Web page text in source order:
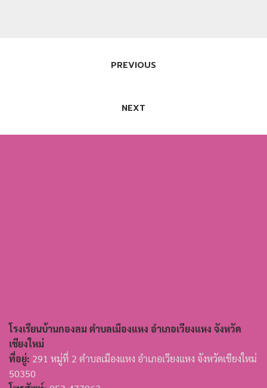
PREVIOUS
NEXT
โรงเรียนบ้านกองลม ตำบลเมืองแหง อำเภอเวียงแหง จังหวัด
เชียงใหม่
ที่อยู่: 291 หมู่ที่ 2 ตำบลเมืองแหง อำเภอเวียงแหง จังหวัดเชียงใหม่
50350